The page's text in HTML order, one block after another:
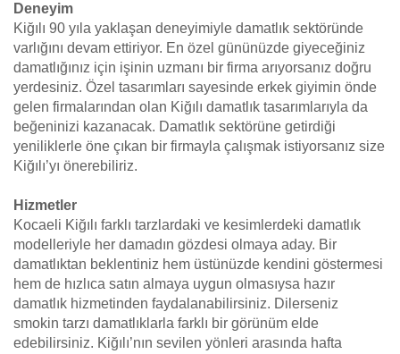
Deneyim
Kiğılı 90 yıla yaklaşan deneyimiyle damatlık sektöründe
varlığını devam ettiriyor. En özel gününüzde giyeceğiniz
damatlığınız için işinin uzmanı bir firma arıyorsanız doğru
yerdesiniz. Özel tasarımları sayesinde erkek giyimin önde
gelen firmalarından olan Kiğılı damatlık tasarımlarıyla da
beğeninizi kazanacak. Damatlık sektörüne getirdiği
yeniliklerle öne çıkan bir firmayla çalışmak istiyorsanız size
Kiğılı’yı önerebiliriz.
Hizmetler
Kocaeli Kiğılı farklı tarzlardaki ve kesimlerdeki damatlık
modelleriyle her damadın gözdesi olmaya aday. Bir
damatlıktan beklentiniz hem üstünüzde kendini göstermesi
hem de hızlıca satın almaya uygun olmasıysa hazır
damatlık hizmetinden faydalanabilirsiniz. Dilerseniz
smokin tarzı damatlıklarla farklı bir görünüm elde
edebilirsiniz. Kiğılı’nın sevilen yönleri arasında hafta